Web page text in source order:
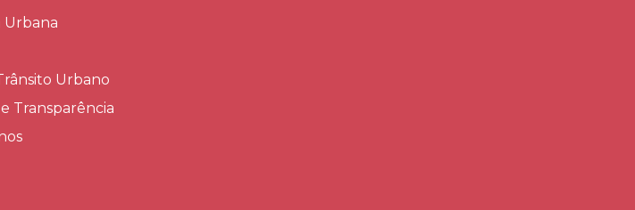
Urbano
Transparência